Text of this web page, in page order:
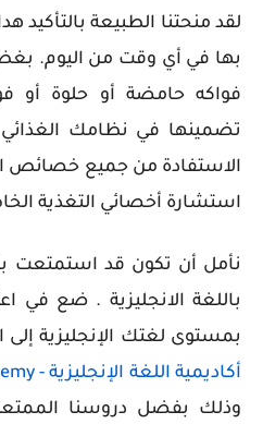
لقد منحتنا الطبيعة بالتأكيد
بها في أي وقت من اليوم.
فواكه حامضة أو حلوة أو
تضمينها في نظامك
الاستفادة من جميع خصائص
استشارة أخصائي التغذية
نأمل أن تكون قد استمتعت
باللغة الانجليزية . ضع في
بمستوى لغتك الإنجليزية إلى
أكاديمية اللغة الإنجليزية - English Language Academy
وذلك بفضل دروسنا الممتعة